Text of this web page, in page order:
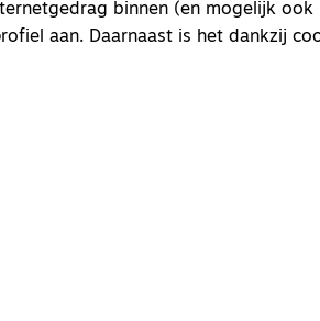
NL46
binnen (en mogelijk
aan. Daarnaast is het dankzij